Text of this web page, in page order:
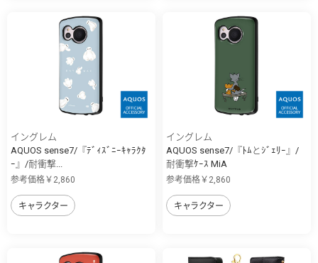
イングレム
AQUOS sense7/『ﾃﾞｨｽﾞﾆｰｷｬﾗｸﾀ
ｰ』/耐衝撃...
参考価格￥2,860
キャラクター
イングレム
AQUOS sense7/『ﾄﾑとｼﾞｪﾘｰ』/
耐衝撃ｹｰｽ MiA
参考価格￥2,860
キャラクター